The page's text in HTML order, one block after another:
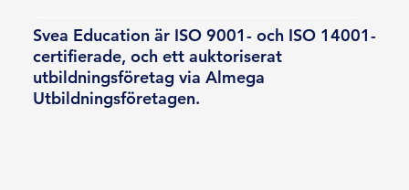
Svea Education är ISO 9001- och ISO 14001-
certifierade, och ett auktoriserat
utbildningsföretag via Almega
Utbildningsföretagen.